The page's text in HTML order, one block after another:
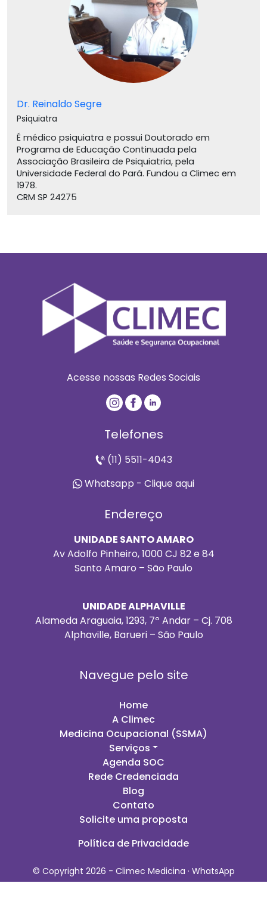
Dr. Reinaldo Segre
Psiquiatra
É médico psiquiatra e possui Doutorado em
Programa de Educação Continuada pela
Associação Brasileira de Psiquiatria, pela
Universidade Federal do Pará. Fundou a Climec em
1978.
CRM SP 24275
Acesse nossas Redes Sociais
Telefones
(11) 5511-4043
Whatsapp - Clique aqui
Endereço
UNIDADE SANTO AMARO
Av Adolfo Pinheiro, 1000 CJ 82 e 84
Santo Amaro – São Paulo
UNIDADE ALPHAVILLE
Alameda Araguaia, 1293, 7º Andar – Cj. 708
Alphaville, Barueri – São Paulo
Navegue pelo site
Home
A Climec
Medicina Ocupacional (SSMA)
Serviços
Agenda SOC
Rede Credenciada
Blog
Contato
Solicite uma proposta
Política de Privacidade
© Copyright 2026 - Climec Medicina · WhatsApp